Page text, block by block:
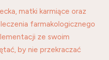
matki karmiące oraz
farmakologicznego
ze swoim
by nie przekraczać